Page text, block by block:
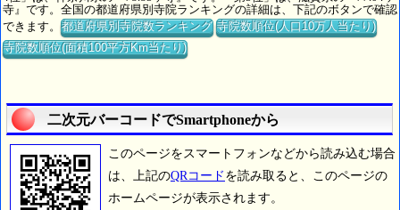
寺』です。全国の都道府県別寺院ランキングの詳細は、下記のボタンで確認
できます。都道府県別寺院数ランキング 寺院数順位(人口10万人当たり)
寺院数順位(面積100平方Km当たり)
二次元バーコードでSmartphoneから
このページをスマートフォンなどから読み込む場合
は、上記のQRコード を読み取ると、このページの
ホームページが表示されます。